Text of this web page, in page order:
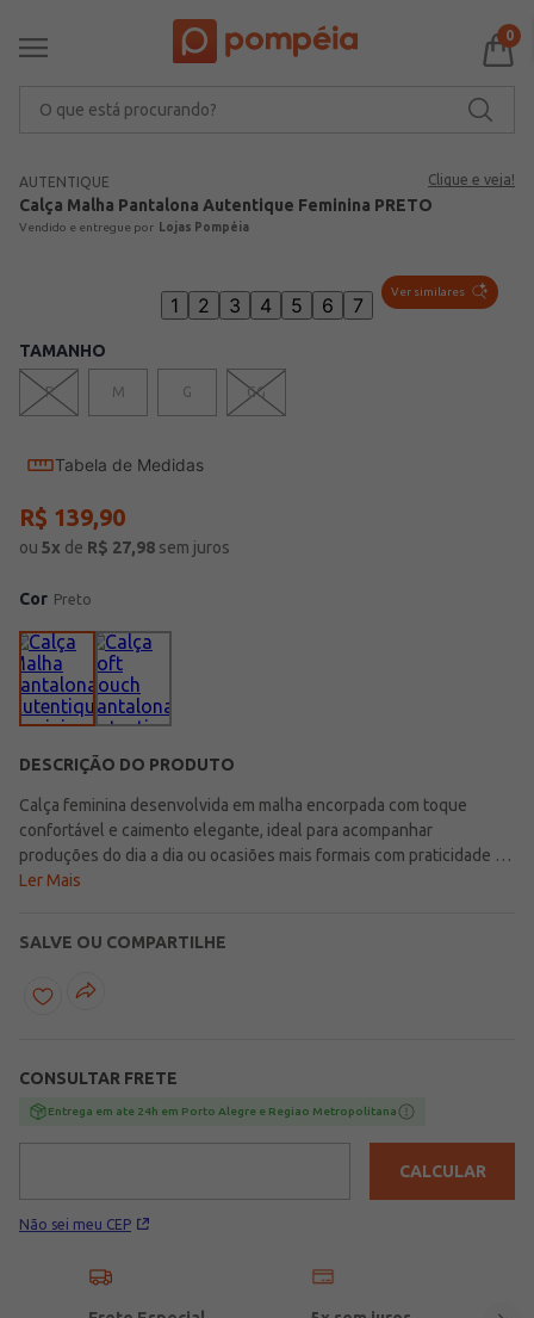
0
AUTENTIQUE Clique e veja!
Calça Malha Pantalona Autentique Feminina PRETO
Lojas Pompéia
Ver similares
1 2 3 4 5 6 7
TAMANHO
P M G GG
Tabela de Medidas
R$ 139,90
ou 5x de R$ 27,98 sem juros
Cor Preto
DESCRIÇÃO DO PRODUTO
Calça feminina desenvolvida em malha encorpada com toque
confortável e caimento elegante, ideal para acompanhar
produções do dia a dia ou ocasiões mais formais com praticidade e
estilo. Possui modelagem pantalona, caracterizada pelas pernas
funcionais que garantem ainda mais conforto no uso. O diferencial
fica por conta das costuras centrais, que trazem um toque
moderno e refinado para a peça. Uma opção versátil e elegante
Encorpada\nComposição: 48% poliéster, 45% viscose, 07%
elastano
Ler Mais
SALVE OU COMPARTILHE
CONSULTAR FRETE
Entrega em ate 24h em Porto Alegre e Regiao Metropolitana
Não sei meu CEP
CALCULAR